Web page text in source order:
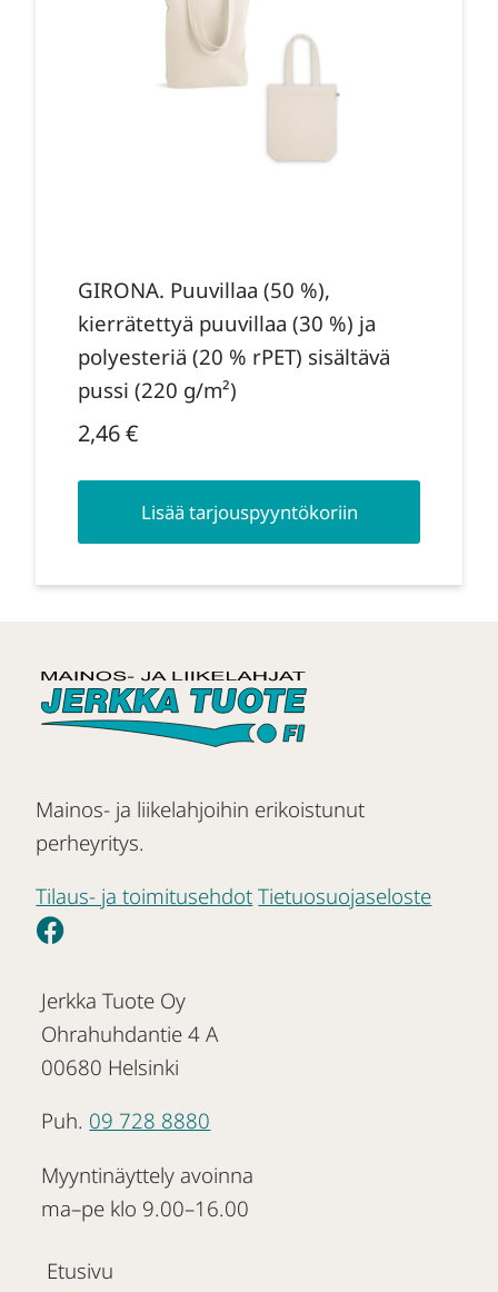
GIRONA. Puuvillaa (50 %),
kierrätettyä puuvillaa (30 %) ja
polyesteriä (20 % rPET) sisältävä
pussi (220 g/m²)
2,46€
Lisää tarjouspyyntökoriin
Mainos- ja liikelahjoihin erikoistunut
perheyritys.
Tilaus- ja toimitusehdot Tietuosuojaseloste
Jerkka Tuote Oy
Ohrahuhdantie 4 A
00680 Helsinki
Puh. 09 728 8880
Myyntinäyttely avoinna
ma–pe klo 9.00–16.00
Etusivu